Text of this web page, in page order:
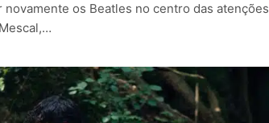
os Beatles no centro das atenções